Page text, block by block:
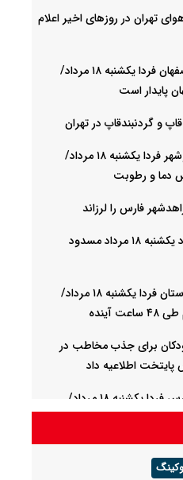
تهران در روزهای اخیر اعلام
پیش بینی هوای اصفهان فردا یکشنبه ۱۸ مرداد/
پایدار است
پیش بینی هوای بوشهر فردا یکشنبه ۱۸ مرداد/
دما و رطوبت
تونل توحید از بامداد یکشنبه ۱۸ مرداد مسدود
پیش بینی هوای لرستان فردا یکشنبه ۱۸ مرداد/
آینده
برای جذب مخاطب در
اطلاعیه داد
پیش بینی هوای فارس فردا یکشنبه ۱۸ مرداد/
و سیلابی شدن مسیل‌ها